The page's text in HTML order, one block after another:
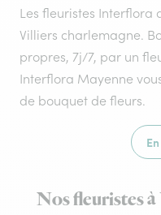
Les fleuristes Interflora
Villiers charlemagne.
propres, 7j/7, par un
Interflora Mayenne
de bouquet de fleurs.
Nos fleuristes